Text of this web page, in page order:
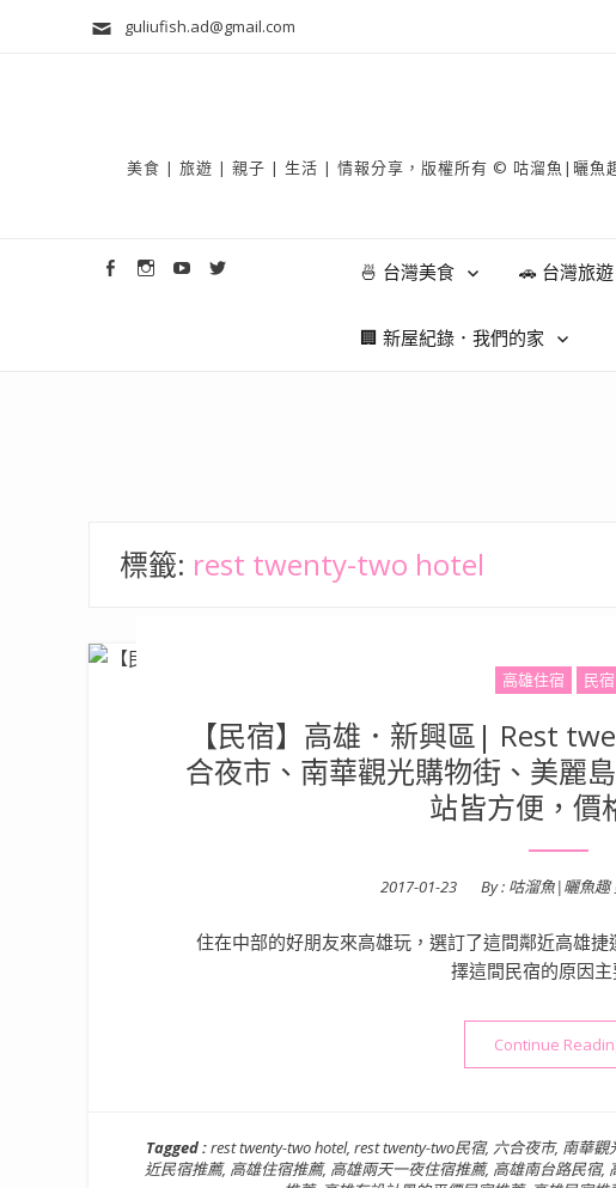
guliufish.ad@gmail.com
美食 | 旅遊 | 親子 | 生活 | 情報分享，版權所有 © 咕溜魚|曬魚趣
🍜 台灣美食 🚗 台灣旅遊
🏢 新屋紀錄．我們的家
標籤: rest twenty-two hotel
高雄住宿 民宿
【民宿】高雄．新興區| Rest
合夜市、南華觀光購物街、美麗
站皆方便，價
Posted
2017-01-23 By : 咕溜魚|曬魚趣
住在中部的好朋友來高雄玩，選訂了這間鄰近高雄
擇這間民宿的原因
Continue
Tagged :rest twenty-two hotel, rest twenty-two民宿, 六合夜市, 南華觀
近民宿推薦, 高雄住宿推薦, 高雄兩天一夜住宿推薦, 高雄南台路民宿,